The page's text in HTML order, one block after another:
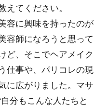
えてください。
容に興味を持ったのが
容師になろうと思って
ど、そこでヘアメイク
仕事や、パリコレの現
に広がりました。マサ
分もこんな人たちと